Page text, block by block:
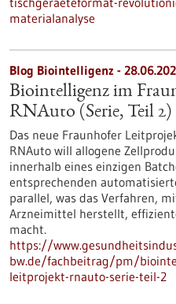
materialanalyse
Blog Biointelligenz -
Biointelligenz im
RNAuto (Serie, Teil 2)
Das neue Fraunhofer
RNAuto will allogene
innerhalb eines einzigen
entsprechenden
parallel, was das Verfahren,
Arzneimittel herstellt,
macht.
https://
bw.de/fachbeitrag/pm/
leitprojekt-rnauto-serie-teil-2